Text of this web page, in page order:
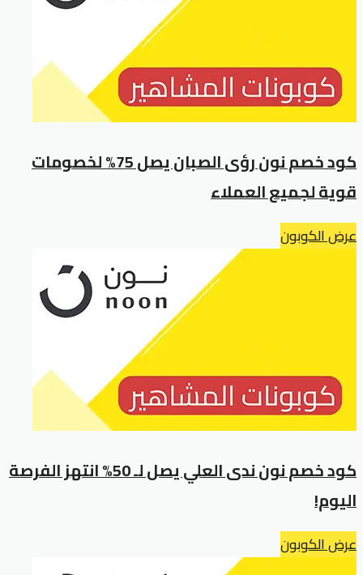
كود خصم نون رؤى الصبان يصل 75% لخصومات
قوية لجميع العملاء
عرض الكوبون
كود خصم نون ندى العلي يصل لـ 50% انتهز الفرصة
اليوم!
عرض الكوبون